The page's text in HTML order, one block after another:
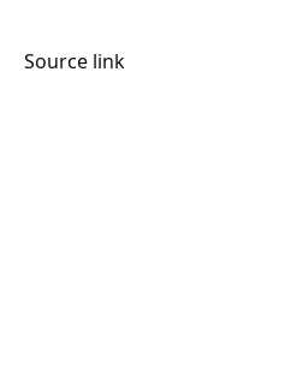
Source link